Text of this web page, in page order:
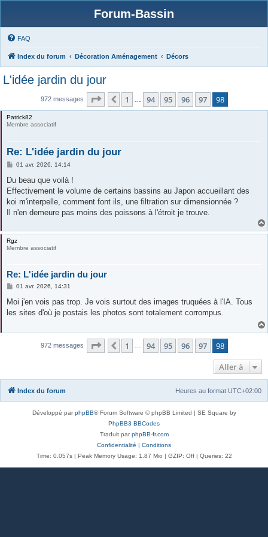
Forum-Bassin
FAQ
Index du forum Décoration Aménagement Décors
L'idée jardin du jour
972 messages Page 98 sur 98
Précédente
1 94 95 96 97 98
Patrick82
Membre associatif
Re: L'idée jardin du jour
M
s
a
g
01 avr. 2026, 14:14
Du beau que voilà !
Effectivement le volume de certains bassins au Japon accueillant des
koi m'interpelle, comment font ils, une filtration sur dimensionnée ?
Il n'en demeure pas moins des poissons à l'étroit je trouve.
Rgz
Membre associatif
Re: L'idée jardin du jour
M
s
a
01 avr. 2026, 14:31
Moi j'en vois pas trop. Je vois surtout des images truquées à l'IA. Tous
les sites d'où je postais les photos sont totalement corrompus.
972 messages Page 98 98
Précédente
1 94 95 96 97
98
Aller à
Index du forum Heures au format UTC+02:00
Développé parphpBB® Forum Software © phpBB Limited | SE Square by
PhpBB3 BBCodes
Traduit parphpBB-fr.com
Confidentialité | Conditions
Time: 0.057s| Peak Memory Usage: 1.87 Mio | GZIP: Off | Queries: 22